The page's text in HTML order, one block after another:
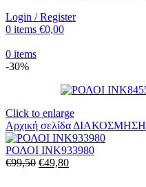
Login / Register
0 items €0,00
0 items
-30%
Click to enlarge
Αρχική σελίδα ΔΙΑΚΟΣΜΗΣΗ
ΡΟΛΟΙ INK933980
€99,50 Original
€49,80Η